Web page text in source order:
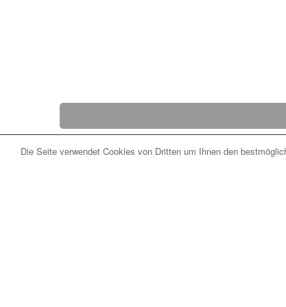
Die Seite verwendet Cookies von Dritten um Ihnen den